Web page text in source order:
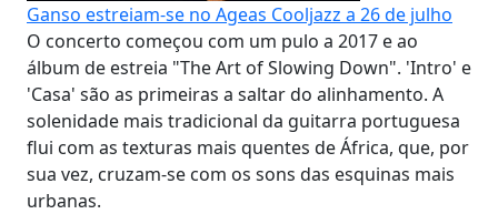
Ganso estreiam-se no Ageas Cooljazz a 26 de julho
O concerto começou com um pulo a 2017 e ao
álbum de estreia "The Art of Slowing Down". 'Intro' e
'Casa' são as primeiras a saltar do alinhamento. A
solenidade mais tradicional da guitarra portuguesa
flui com as texturas mais quentes de África, que, por
sua vez, cruzam-se com os sons das esquinas mais
urbanas.